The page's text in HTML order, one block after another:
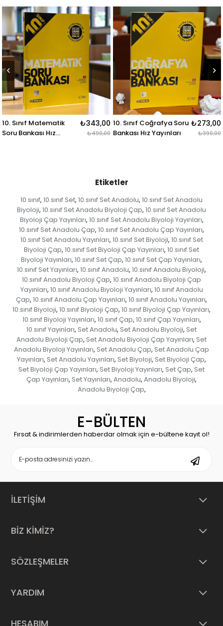
₺343,00
₺490,00
10. Sınıf Coğrafya Soru
Bankası Hız Yayınları
₺273,00
₺390,00
10. Sınıf Tarih Soru
Bankası Hız
Etiketler
10.sınıf, 10.sınıf Set, 10.sınıf Set Anadolu, 10.sınıf Set Anadolu
Biyoloji, 10.sınıf Set Anadolu Biyoloji Çap, 10.sınıf Set Anadolu
Biyoloji Çap Yayınları, 10.sınıf Set Anadolu Biyoloji Yayınları,
10.sınıf Set Anadolu Çap, 10.sınıf Set Anadolu Çap Yayınları,
10.sınıf Set Anadolu Yayınları, 10.sınıf Set Biyoloji, 10.sınıf Set
Biyoloji Çap, 10.sınıf Set Biyoloji Çap Yayınları, 10.sınıf Set
Biyoloji Yayınları, 10.sınıf Set Çap, 10.sınıf Set Çap Yayınları,
10.sınıf Set Yayınları, 10.sınıf Anadolu, 10.sınıf Anadolu Biyoloji,
10.sınıf Anadolu Biyoloji Çap, 10.sınıf Anadolu Biyoloji Çap
Yayınları, 10.sınıf Anadolu Biyoloji Yayınları, 10.sınıf Anadolu
Çap, 10.sınıf Anadolu Çap Yayınları, 10.sınıf Anadolu Yayınları,
10.sınıf Biyoloji, 10.sınıf Biyoloji Çap, 10.sınıf Biyoloji Çap Yayınları,
10.sınıf Biyoloji Yayınları, 10.sınıf Çap, 10.sınıf Çap Yayınları,
10.sınıf Yayınları, Set Anadolu, Set Anadolu Biyoloji, Set
Anadolu Biyoloji Çap, Set Anadolu Biyoloji Çap Yayınları, Set
Anadolu Biyoloji Yayınları, Set Anadolu Çap, Set Anadolu Çap
Yayınları, Set Anadolu Yayınları, Set Biyoloji, Set Biyoloji Çap,
Set Biyoloji Çap Yayınları, Set Biyoloji Yayınları, Set Çap, Set
Çap Yayınları, Set Yayınları, Anadolu, Anadolu Biyoloji,
Anadolu Biyoloji Çap,
E-BÜLTEN
Fırsat & indirimlerden haberdar olmak için e-bültene kayıt ol!
İLETİŞİM
BİZ KİMİZ?
SÖZLEŞMELER
YARDIM
HESABIM